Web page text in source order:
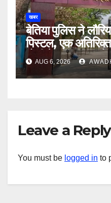
खबर
बेतिया पुलिस ने
पिस्टल, एक
गोली के साथ एक को
AUG 6, 2026
Leave a Reply
You must be logged in to